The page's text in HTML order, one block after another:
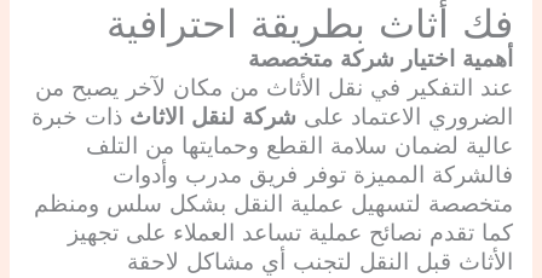
فك أثاث بطريقة احترافية
أهمية اختيار شركة متخصصة
عند التفكير في نقل الأثاث من مكان لآخر يصبح من
الضروري الاعتماد على شركة لنقل الاثاث ذات خبرة
عالية لضمان سلامة القطع وحمايتها من التلف
فالشركة المميزة توفر فريق مدرب وأدوات
متخصصة لتسهيل عملية النقل بشكل سلس ومنظم
كما تقدم نصائح عملية تساعد العملاء على تجهيز
الأثاث قبل النقل لتجنب أي مشاكل لاحقة